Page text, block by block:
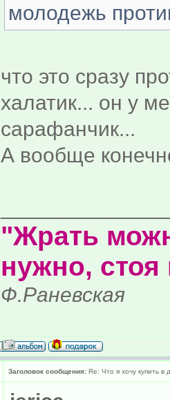
молодежь
что это сразу
халатик... он у
сарафанчик...
А вообще
"Жрать
нужно, стоя
Ф.Раневская
Заголовок сообщения: Re: Что я хочу купить